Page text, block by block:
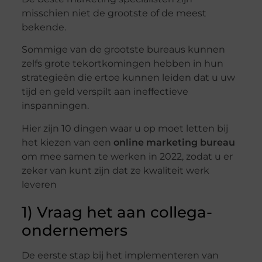
misschien niet de grootste of de meest
bekende.
Sommige van de grootste bureaus kunnen
zelfs grote tekortkomingen hebben in hun
strategieën die ertoe kunnen leiden dat u uw
tijd en geld verspilt aan ineffectieve
inspanningen.
Hier zijn 10 dingen waar u op moet letten bij
het kiezen van een online marketing bureau
om mee samen te werken in 2022, zodat u er
zeker van kunt zijn dat ze kwaliteit werk
leveren
1) Vraag het aan collega-
ondernemers
De eerste stap bij het implementeren van